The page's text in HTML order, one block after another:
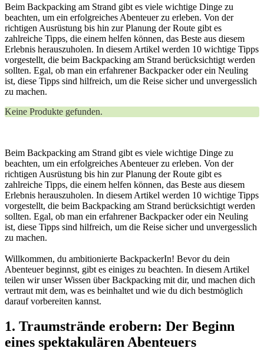
Beim Backpacking am Strand gibt es viele wichtige Dinge zu
beachten, um ein erfolgreiches Abenteuer zu erleben. Von der
richtigen Ausrüstung bis hin zur Planung der Route gibt es
zahlreiche Tipps, die einem helfen können, das Beste aus diesem
Erlebnis herauszuholen. In diesem Artikel werden 10 wichtige Tipps
vorgestellt, die beim Backpacking am Strand berücksichtigt werden
sollten. Egal, ob man ein erfahrener Backpacker oder ein Neuling
ist, diese Tipps sind hilfreich, um die Reise sicher und unvergesslich
zu machen.
Keine Produkte gefunden.
Beim Backpacking am Strand gibt es viele wichtige Dinge zu
beachten, um ein erfolgreiches Abenteuer zu erleben. Von der
richtigen Ausrüstung bis hin zur Planung der Route gibt es
zahlreiche Tipps, die einem helfen können, das Beste aus diesem
Erlebnis herauszuholen. In diesem Artikel werden 10 wichtige Tipps
vorgestellt, die beim Backpacking am Strand berücksichtigt werden
sollten. Egal, ob man ein erfahrener Backpacker oder ein Neuling
ist, diese Tipps sind hilfreich, um die Reise sicher und unvergesslich
zu machen.
Willkommen, du ambitionierte BackpackerIn! Bevor du dein
Abenteuer beginnst, gibt es einiges zu beachten. In diesem Artikel
teilen wir unser Wissen über Backpacking mit dir, und machen dich
vertraut mit dem, was es beinhaltet und wie du dich bestmöglich
darauf vorbereiten kannst.
1. Traumstrände erobern: Der Beginn
eines spektakulären Abenteuers